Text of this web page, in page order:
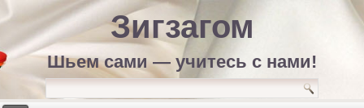
Зигзагом
Шьем сами — учитесь с нами!